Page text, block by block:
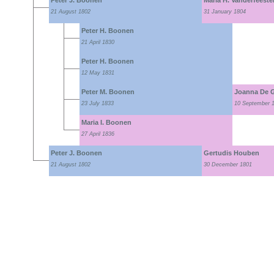
21 August 1802 31 January 1804
Peter H. Boonen
21 April 1830
Peter H. Boonen
12 May 1831
Peter M. Boonen
23 July 1833
Joanna De
10 September
Maria I. Boonen
27 April 1836
Peter J. Boonen
21 August 1802
Gertudis Houben
30 December 1801